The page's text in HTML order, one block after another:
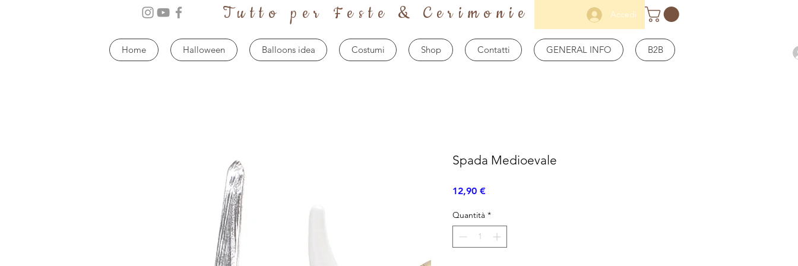
Tutto per Feste & Cerimonie Accedi
Home Halloween Balloons idea Costumi Shop Contatti GENERAL INFO B2B
Spada Medioevale
12,90 €Prezzo
Quantità *